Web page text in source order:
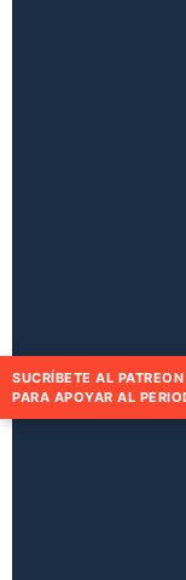
SUCRÍBETE AL
PARA APOYAR AL